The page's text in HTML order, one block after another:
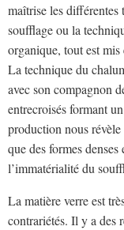
maîtrise les différentes
soufflage ou la
organique, tout est
La technique du
avec son compagnon
entrecroisés formant
production nous
que des formes
l’immatérialité du
La matière verre est
contrariétés. Il y a des